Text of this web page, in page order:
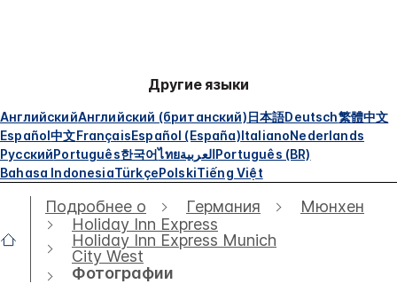
Другие языки
АнглийскийАнглийский (британский)日本語Deutsch繁體中文
Español中文FrançaisEspañol (España)ItalianoNederlands
РусскийPortuguês한국어ไทยالعربيةPortuguês (BR)
Bahasa IndonesiaTürkçePolskiTiếng Việt
Подробнее о Германия
Мюнхен
Holiday Inn Express
Holiday Inn Express Munich
City West
Фотографии